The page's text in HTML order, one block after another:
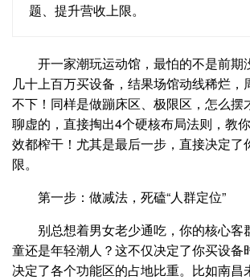
题、提升营收上限。
开一家潮玩运动馆，最怕的不是前期
几十上百万买设备，结果场馆动线稀烂，
不下！同样是做蹦床区、极限区，怎么摆
聊虚的，直接掏出4个硬核布局法则，教
效都榨干！尤其是最后一步，直接决定了
限。
第一步：做减法，死磕“人群定位”
别总想着男女老少通吃，你的核心客
童还是年轻潮人？这不仅决定了你买设备
决定了各个功能区的占地比重。比如南昌